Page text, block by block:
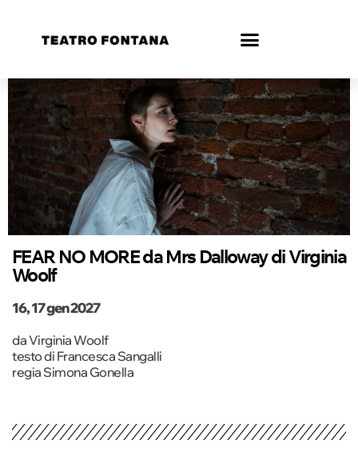
FEAR NO MORE da Mrs Dalloway di Virginia
Woolf
16, 17 gen 2027
da Virginia Woolf
testo di Francesca Sangalli
regia Simona Gonella